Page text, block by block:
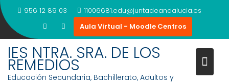
Saltar
al
contenido
956 12 89 03
11006681.edu@juntadeandalucia.es
Aula Virtual - Moodle Centros
IES NTRA. SRA. DE LOS
REMEDIOS
Educación Secundaria, Bachillerato, Adultos y